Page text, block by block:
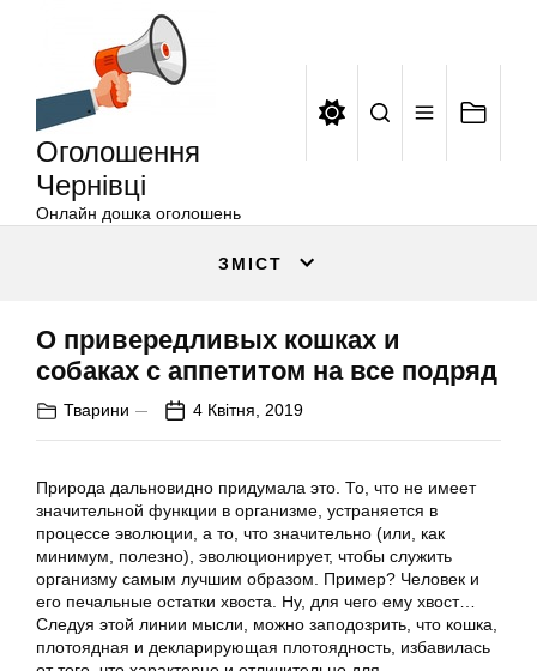
Оголошення
Чернівці
Онлайн дошка оголошень
ЗМІСТ
О привередливых кошках и
собаках с аппетитом на все подряд
Тварини 4 Квітня, 2019
Природа дальновидно придумала это. То, что не имеет
значительной функции в организме, устраняется в
процессе эволюции, а то, что значительно (или, как
минимум, полезно), эволюционирует, чтобы служить
организму самым лучшим образом. Пример? Человек и
его печальные остатки хвоста. Ну, для чего ему хвост…
Следуя этой линии мысли, можно заподозрить, что кошка,
плотоядная и декларирующая плотоядность, избавилась